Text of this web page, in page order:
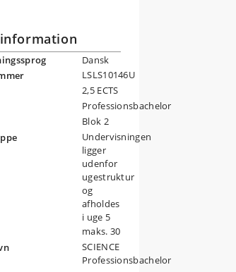
Dansk
LSLS10146U
2,5 ECTS
Professionsbachelor
Blok 2
Undervisningen
ligger
udenfor
ugestruktur
og
afholdes
i uge 5
maks. 30
SCIENCE
Professionsbachelor